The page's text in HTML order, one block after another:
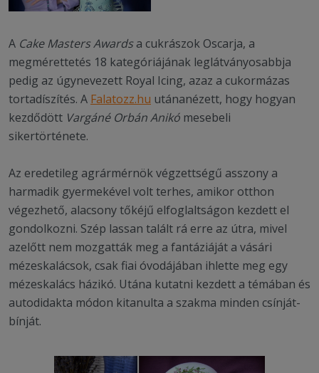
A Cake Masters Awardsa cukrászok Oscarja, a
megmérettetés 18 kategóriájának leglátványosabbja
pedig az úgynevezett Royal Icing, azaz a cukormázas
tortadíszítés. A Falatozz.hu utánanézett, hogy hogyan
kezdődött Vargáné Orbán Anikó mesebeli
sikertörténete.
Az eredetileg agrármérnök végzettségű asszony a
harmadik gyermekével volt terhes, amikor otthon
végezhető, alacsony tőkéjű elfoglaltságon kezdett el
gondolkozni. Szép lassan talált rá erre az útra, mivel
azelőtt nem mozgatták meg a fantáziáját a vásári
mézeskalácsok, csak fiai óvodájában ihlette meg egy
mézeskalács házikó. Utána kutatni kezdett a témában és
autodidakta módon kitanulta a szakma minden csínját-
bínját.